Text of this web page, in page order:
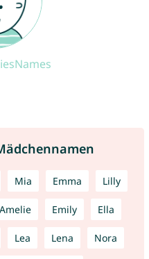
Mia Emma Lilly
Amelie Emily Ella
Lea Lena Nora